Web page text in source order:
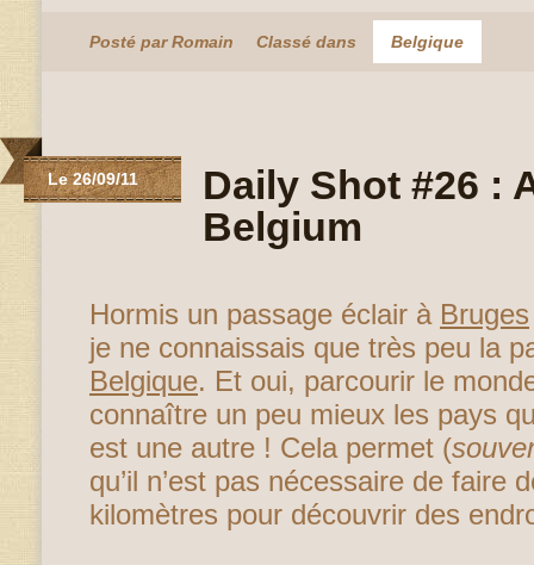
Posté par Romain Classé dans Belgique
Le 26/09/11
Daily Shot #26 :
Belgium
Hormis un passage éclair à Bruges
je ne connaissais que très peu la
Belgique. Et oui, parcourir le
connaître un peu mieux les pays
est une autre ! Cela permet (
qu’il n’est pas nécessaire de faire
kilomètres pour découvrir des